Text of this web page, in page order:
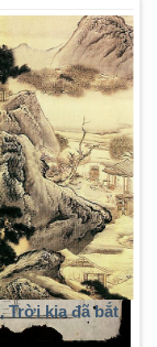
Trời kia đã bắt